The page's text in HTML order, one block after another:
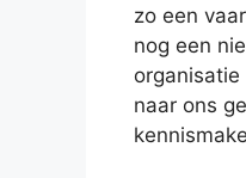
zo een
nog een
naar ons